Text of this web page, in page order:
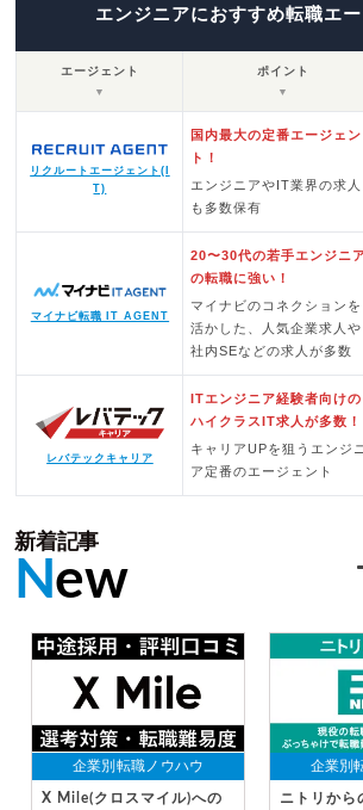
エンジニアにおすすめ転職エ
エージェント
▼
ポイント
▼
リクルートエージェント(I
T)
国内最大の定番エージェン
ト！
エンジニアやIT業界の求人
も多数保有
マイナビ転職 IT AGENT
20〜30代の若手エンジニ
の転職に強い！
マイナビのコネクションを
活かした、人気企業求人や
社内SEなどの求人が多数
レバテックキャリア
ITエンジニア経験者向けの
ハイクラスIT求人が多数！
キャリアUPを狙うエンジニ
ア定番のエージェント
新着記事
New
企業別転職ノウハウ
X Mile(クロスマイル)への
企業別
ニトリから